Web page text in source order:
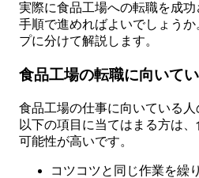
実際に食品工場への転職を成
手順で進めればよいでしょう
プに分けて解説します。
食品工場の転職に向いて
食品工場の仕事に向いている人
以下の項目に当てはまる方は
可能性が高いです。
コツコツと同じ作業を繰